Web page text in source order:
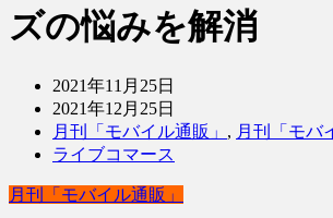
ズの悩みを解消
2021年11月25日
2021年12月25日
月刊「モバイル通販」 , 月刊「モバ
ライブコマース
月刊「モバイル通販」